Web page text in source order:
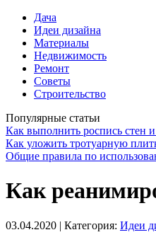
Дача
Идеи дизайна
Материалы
Недвижимость
Ремонт
Советы
Строительство
Популярные статьи
Как выполнить роспись стен
Как уложить тротуарную
Общие правила по
Как
03.04.2020 | Категория: Идеи